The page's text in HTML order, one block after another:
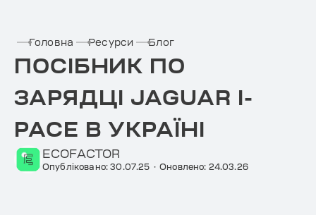
Головна Ресурси Блог
ПОСІБНИК ПО
ЗАРЯДЦІ JAGUAR I-
PACE В УКРАЇНІ
ECOFACTOR
Опубліковано: 30.07.25 · Оновлено: 24.03.26